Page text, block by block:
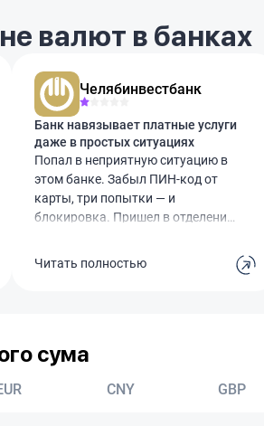
валют в банках
Челябинвестбанк
Банк навязывает платные услуги
даже в простых ситуациях
Попал в неприятную ситуацию в
этом банке. Забыл ПИН-код от
карты, три попытки — и
блокировка. Пришел в отделение,
перевыпускать, и это ещё плюс
200 рублей. Хотя карта у меня в
руках, паспорт тоже есть, но нет,
Читать полностью
сума
CNY GBP